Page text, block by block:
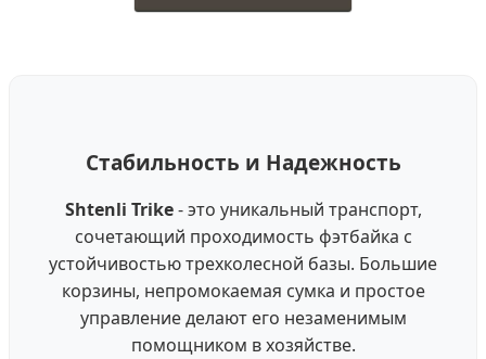
Стабильность и Надежность
Shtenli Trike- это уникальный транспорт,
сочетающий проходимость фэтбайка с
устойчивостью трехколесной базы. Большие
корзины, непромокаемая сумка и простое
управление делают его незаменимым
помощником в хозяйстве.